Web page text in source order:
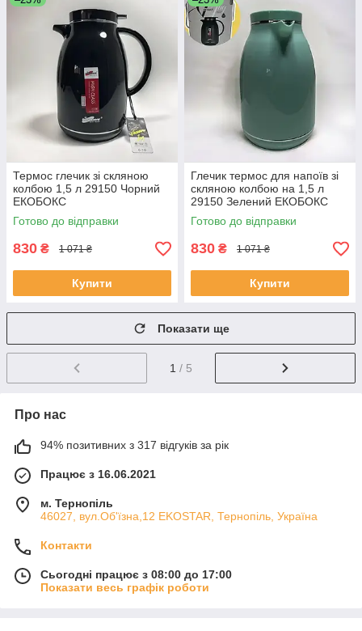
Термос глечик зі скляною
колбою 1,5 л 29150 Чорний
ЕКОБОКС
Готово до відправки
830 ₴ 1 071 ₴
Купити
Глечик термос для напоїв зі
скляною колбою на 1,5 л
29150 Зелений ЕКОБОКС
Готово до відправки
830 ₴ 1 071 ₴
Купити
Показати ще
1 / 5
Про нас
94% позитивних з 317 відгуків за рік
Працює з 16.06.2021
м. Тернопіль
46027, вул.Об'їзна,12 EKOSTAR, Тернопіль, Україна
Контакти
Сьогодні працює з 08:00 до 17:00
Показати весь графік роботи